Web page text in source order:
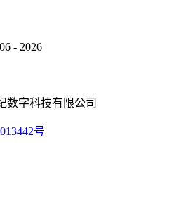
- 2026
数字科技有限公司
号